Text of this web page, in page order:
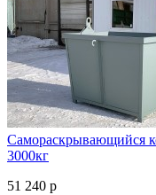
Самораскрывающийся
3000кг
51 240 р